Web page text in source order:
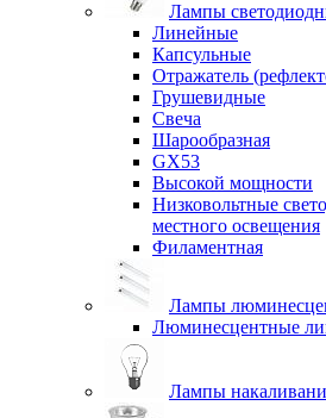
Лампы
Линейные
Капсульные
Отражатель
Грушевидные
Свеча
Шарообразная
GX53
Высокой мощности
Низковольтные
местного освещения
Филаментная
Лампы
Люминесцентные
Лампы